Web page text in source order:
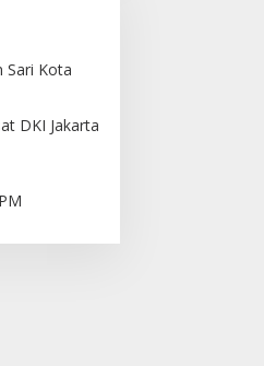
Sari Kota
DKI Jakarta